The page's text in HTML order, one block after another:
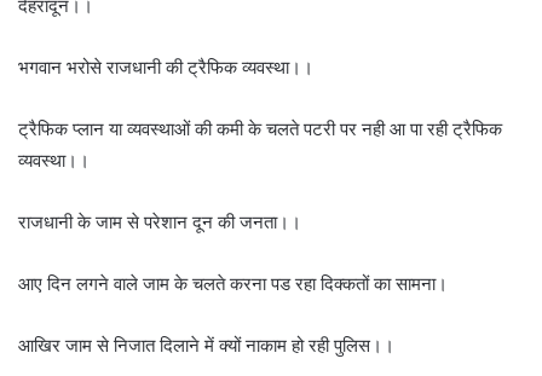
देहरादून।।
भगवान भरोसे राजधानी की ट्रैफिक व्यवस्था।।
ट्रैफिक प्लान या व्यवस्थाओं की कमी के चलते पटरी पर नही आ पा रही ट्रैफिक
व्यवस्था।।
राजधानी के जाम से परेशान दून की जनता।।
आए दिन लगने वाले जाम के चलते करना पड रहा दिक्कतों का सामना।
आखिर जाम से निजात दिलाने में क्यों नाकाम हो रही पुलिस।।